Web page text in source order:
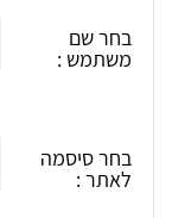
בחר שם
משתמש :
בחר סיסמה
לאתר :